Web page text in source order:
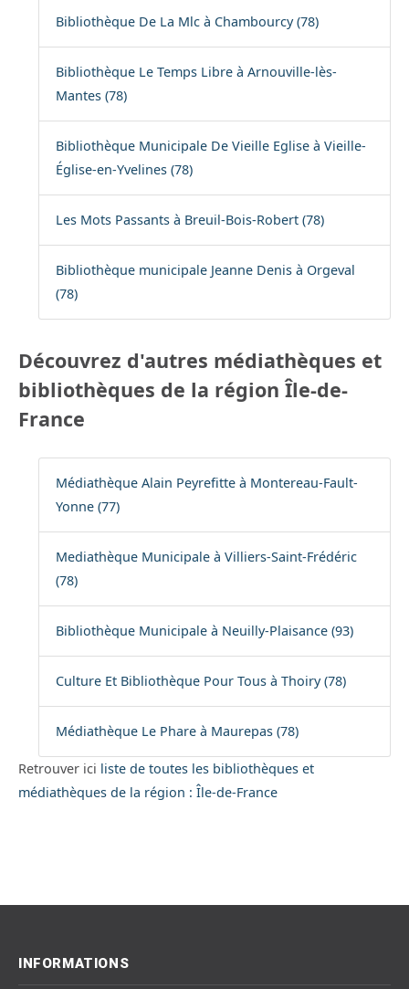
Bibliothèque De La Mlc à Chambourcy (78)
Bibliothèque Le Temps Libre à Arnouville-lès-
Mantes (78)
Bibliothèque Municipale De Vieille Eglise à Vieille-
Église-en-Yvelines (78)
Les Mots Passants à Breuil-Bois-Robert (78)
Bibliothèque municipale Jeanne Denis à Orgeval
(78)
Découvrez d'autres médiathèques et
bibliothèques de la région Île-de-
France
Médiathèque Alain Peyrefitte à Montereau-Fault-
Yonne (77)
Mediathèque Municipale à Villiers-Saint-Frédéric
(78)
Bibliothèque Municipale à Neuilly-Plaisance (93)
Culture Et Bibliothèque Pour Tous à Thoiry (78)
Médiathèque Le Phare à Maurepas (78)
Retrouver ici liste de toutes les bibliothèques et
médiathèques de la région : Île-de-France
INFORMATIONS